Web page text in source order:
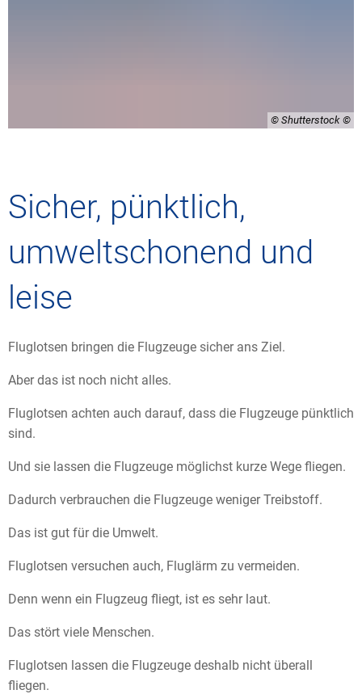
© Shutterstock
Sicher, pünktlich,
umweltschonend und
leise
Fluglotsen bringen die Flugzeuge sicher ans Ziel.
Aber das ist noch nicht alles.
Fluglotsen achten auch darauf, dass die Flugzeuge pünktlich
sind.
Und sie lassen die Flugzeuge möglichst kurze Wege fliegen.
Dadurch verbrauchen die Flugzeuge weniger Treibstoff.
Das ist gut für die Umwelt.
Fluglotsen versuchen auch, Fluglärm zu vermeiden.
Denn wenn ein Flugzeug fliegt, ist es sehr laut.
Das stört viele Menschen.
Fluglotsen lassen die Flugzeuge deshalb nicht überall
fliegen.